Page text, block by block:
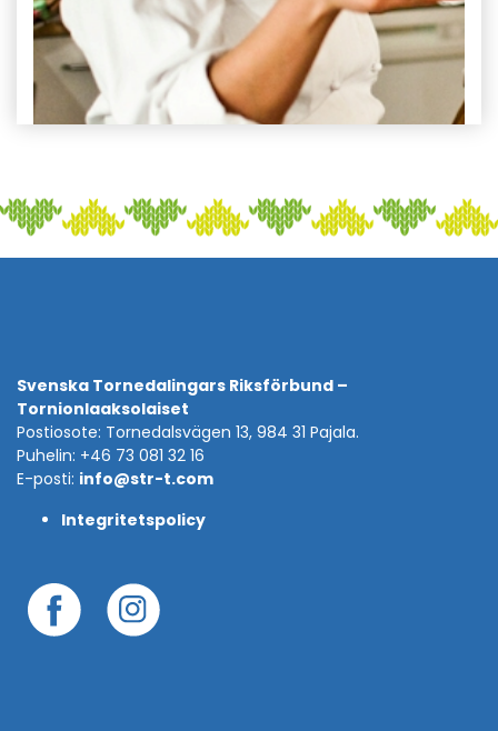
Svenska Tornedalingars Riksförbund –
Tornionlaaksolaiset
Postiosote: Tornedalsvägen 13, 984 31 Pajala.
Puhelin: +46 73 081 32 16
E-posti: info@str-t.com
Integritetspolicy